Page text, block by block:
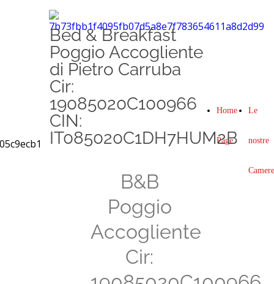
Home
Page
Le
nostre
Camere
Bed & Breakfast
Poggio Accogliente
di Pietro Carruba
Cir:
19085020C100966
CIN:
IT085020C1DH7HUM2B
B&B
Poggio
Accogliente
Cir: